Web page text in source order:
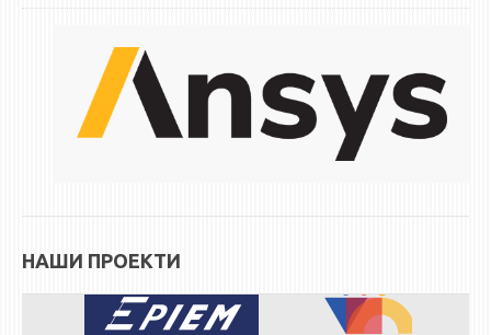
III ЦИКЛУС - ДОКТОРСКИ
ЕКВИВАЛЕНЦИИ ОД СТАРИ СТУДИСКИ ПРОГРАМИ
ОГЛАСНА ТАБЛА
СТИПЕНДИИ/ПРАКСИ
НАШИ ПРОЕКТИ